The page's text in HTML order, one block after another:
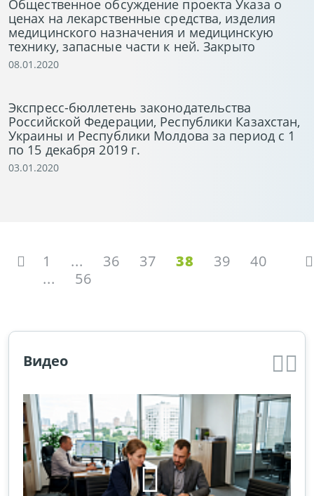
Общественное обсуждение проекта Указа о
ценах на лекарственные средства, изделия
медицинского назначения и медицинскую
технику, запасные части к ней. Закрыто
08.01.2020
Экспресс-бюллетень законодательства
Российской Федерации, Республики Казахстан,
Украины и Республики Молдова за период с 1
по 15 декабря 2019 г.
03.01.2020
1 ... 36 37 38 39
40
...
56
Видео